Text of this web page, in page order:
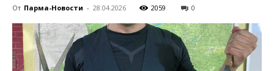
От Парма-Новости - 28.04.2026 2059 0